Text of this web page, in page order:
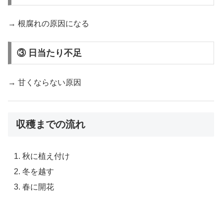
→ 根腐れの原因になる
③ 日当たり不足
→ 甘くならない原因
収穫までの流れ
秋に植え付け
冬を越す
春に開花